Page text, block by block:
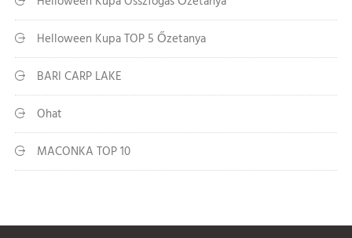
Helloween Kupa TOP 5 Őzetanya
BARI CARP LAKE
Ohat
MACONKA TOP 10